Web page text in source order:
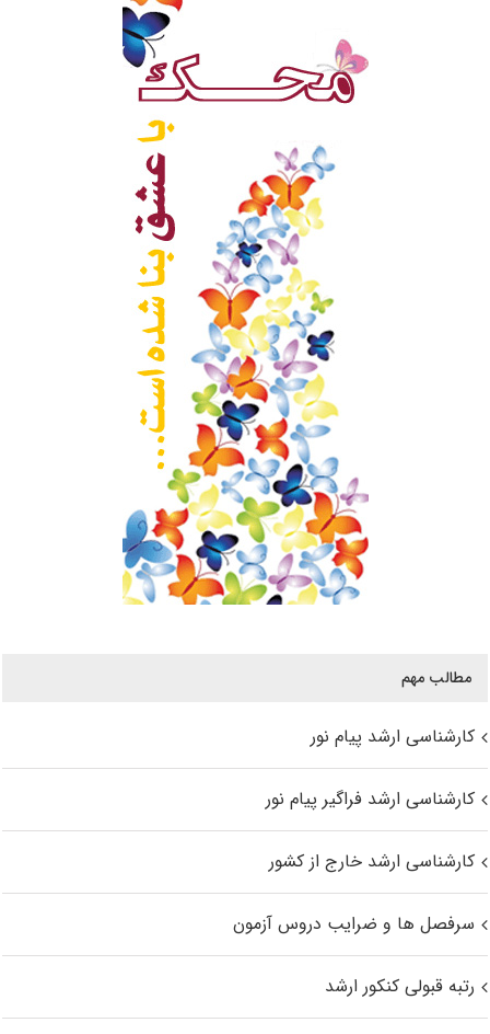
مطالب مهم
کارشناسی ارشد پیام نور
کارشناسی ارشد فراگیر پیام نور
کارشناسی ارشد خارج از کشور
سرفصل ها و ضرایب دروس آزمون
رتبه قبولی کنکور ارشد